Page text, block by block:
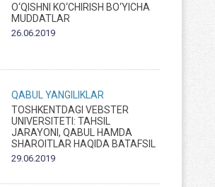
O‘QISHNI KO‘CHIRISH BO‘YICHA
MUDDATLAR
26.06.2019
QABUL
YANGILIKLAR
TOSHKENTDAGI VEBSTER
UNIVERSITETI: TAHSIL
JARAYONI, QABUL HAMDA
SHAROITLAR HAQIDA BATAFSIL
29.06.2019